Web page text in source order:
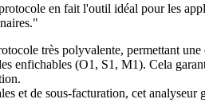
en fait l'outil idéal pour les
très polyvalente, permettant
enfichables (O1, S1, M1). Cela
et de sous-facturation, cet analyseur